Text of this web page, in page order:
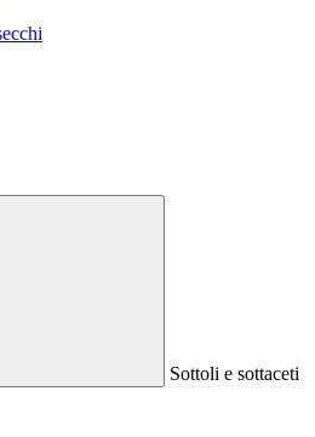
Sottoli e sottaceti